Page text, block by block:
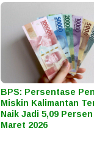
BPS: Persentase
Miskin Kalimantan
Naik Jadi 5,09
Maret 2026